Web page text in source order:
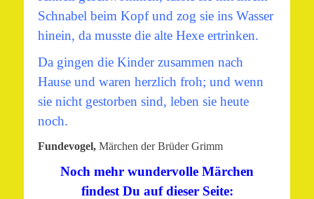
Schnabel beim Kopf und zog sie ins Wasser
hinein, da musste die alte Hexe ertrinken.
Da gingen die Kinder zusammen nach
Hause und waren herzlich froh; und wenn
sie nicht gestorben sind, leben sie heute
noch.
Fundevogel, Märchen der Brüder Grimm
Noch mehr wundervolle Märchen
findest Du auf dieser Seite: